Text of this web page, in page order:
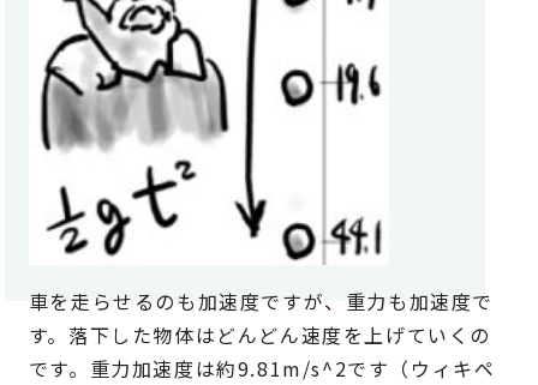
車を走らせるのも加速度ですが、重力も加速度で
す。落下した物体はどんどん速度を上げていくの
です。重力加速度は約9.81m/s^2です（ウィキペ